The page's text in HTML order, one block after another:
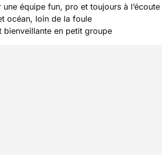
équipe fun, pro et toujours à l’écoute
océan, loin de la foule
bienveillante en petit groupe